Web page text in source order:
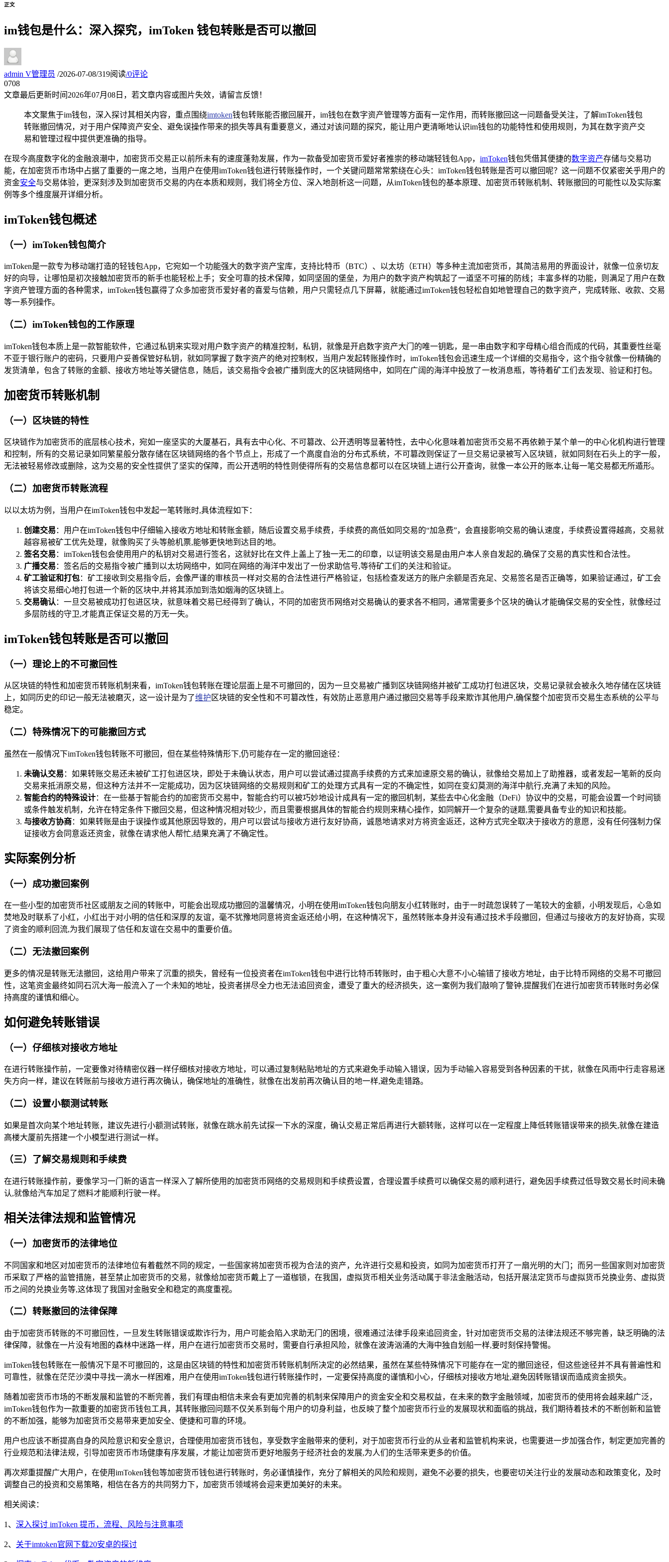
正文
im钱包是什么：深入探究，imToken 钱包转账是否可以撤回
admin V管理员 /2026-07-08/319阅读/0评论
0708
文章最后更新时间 2026年07月08日 ，若文章内容或图片失效，请留言反馈！
本文聚焦于im钱包，深入探讨其相关内容，重点围绕imtoken钱包转账能否撤回展开，im钱包在数字资产管理等方面有一定作用，而转账撤回这一问题备受关注，了解imToken钱包
转账撤回情况，对于用户保障资产安全、避免误操作带来的损失等具有重要意义，通过对该问题的探究，能让用户更清晰地认识im钱包的功能特性和使用规则，为其在数字资产交
易和管理过程中提供更准确的指导。
在现今高度数字化的金融浪潮中，加密货币交易正以前所未有的速度蓬勃发展，作为一款备受加密货币爱好者推崇的移动端轻钱包App， imToken钱包凭借其便捷的数字资产存储与交易功
能，在加密货币市场中占据了重要的一席之地，当用户在使用imToken钱包进行转账操作时，一个关键问题常常萦绕在心头：imToken钱包转账是否可以撤回呢？这一问题不仅紧密关乎用户的
资金安全与交易体验，更深刻涉及到加密货币交易的内在本质和规则，我们将全方位、深入地剖析这一问题，从imToken钱包的基本原理、加密货币转账机制、转账撤回的可能性以及实际案
例等多个维度展开详细分析。
imToken钱包概述
（一）imToken钱包简介
imToken是一款专为移动端打造的轻钱包App，它宛如一个功能强大的数字资产宝库，支持比特币（BTC）、以太坊（ETH）等多种主流加密货币，其简洁易用的界面设计，就像一位亲切友
好的向导，让哪怕是初次接触加密货币的新手也能轻松上手；安全可靠的技术保障，如同坚固的堡垒，为用户的数字资产构筑起了一道坚不可摧的防线；丰富多样的功能，则满足了用户在数
字资产管理方面的各种需求，imToken钱包赢得了众多加密货币爱好者的喜爱与信赖，用户只需轻点几下屏幕，就能通过imToken钱包轻松自如地管理自己的数字资产，完成转账、收款、交易
等一系列操作。
（二）imToken钱包的工作原理
imToken钱包本质上是一款智能软件，它通过私钥来实现对用户数字资产的精准控制，私钥，就像是开启数字资产大门的唯一钥匙，是一串由数字和字母精心组合而成的代码，其重要性丝毫
不亚于银行账户的密码，只要用户妥善保管好私钥，就如同掌握了数字资产的绝对控制权，当用户发起转账操作时，imToken钱包会迅速生成一个详细的交易指令，这个指令就像一份精确的
发货清单，包含了转账的金额、接收方地址等关键信息，随后，该交易指令会被广播到庞大的区块链网络中，如同在广阔的海洋中投放了一枚消息瓶，等待着矿工们去发现、验证和打包。
加密货币转账机制
（一）区块链的特性
区块链作为加密货币的底层核心技术，宛如一座坚实的大厦基石，具有去中心化、不可篡改、公开透明等显著特性，去中心化意味着加密货币交易不再依赖于某个单一的中心化机构进行管理
和控制，所有的交易记录如同繁星般分散存储在区块链网络的各个节点上，形成了一个高度自治的分布式系统，不可篡改则保证了一旦交易记录被写入区块链，就如同刻在石头上的字一般，
无法被轻易修改或删除，这为交易的安全性提供了坚实的保障，而公开透明的特性则使得所有的交易信息都可以在区块链上进行公开查询，就像一本公开的账本,让每一笔交易都无所遁形。
（二）加密货币转账流程
以以太坊为例，当用户在imToken钱包中发起一笔转账时,具体流程如下：
创建交易 ：用户在imToken钱包中仔细输入接收方地址和转账金额，随后设置交易手续费，手续费的高低如同交易的“加急费”，会直接影响交易的确认速度，手续费设置得越高，交易就
越容易被矿工优先处理，就像购买了头等舱机票,能够更快地到达目的地。
签名交易 ：imToken钱包会使用用户的私钥对交易进行签名，这就好比在文件上盖上了独一无二的印章，以证明该交易是由用户本人亲自发起的,确保了交易的真实性和合法性。
广播交易 ：签名后的交易指令被广播到以太坊网络中，如同在网络的海洋中发出了一份求助信号,等待矿工们的关注和验证。
矿工验证和打包：矿工接收到交易指令后，会像严谨的审核员一样对交易的合法性进行严格验证，包括检查发送方的账户余额是否充足、交易签名是否正确等，如果验证通过，矿工会
将该交易细心地打包进一个新的区块中,并将其添加到浩如烟海的区块链上。
交易确认 ：一旦交易被成功打包进区块，就意味着交易已经得到了确认，不同的加密货币网络对交易确认的要求各不相同，通常需要多个区块的确认才能确保交易的安全性，就像经过
多层防线的守卫,才能真正保证交易的万无一失。
imToken钱包转账是否可以撤回
（一）理论上的不可撤回性
从区块链的特性和加密货币转账机制来看，imToken钱包转账在理论层面上是不可撤回的，因为一旦交易被广播到区块链网络并被矿工成功打包进区块，交易记录就会被永久地存储在区块链
上，如同历史的印记一般无法被磨灭，这一设计是为了维护 区块链的安全性和不可篡改性，有效防止恶意用户通过撤回交易等手段来欺诈其他用户,确保整个加密货币交易生态系统的公平与
稳定。
（二）特殊情况下的可能撤回方式
虽然在一般情况下imToken钱包转账不可撤回，但在某些特殊情形下,仍可能存在一定的撤回途径：
未确认交易 ：如果转账交易还未被矿工打包进区块，即处于未确认状态，用户可以尝试通过提高手续费的方式来加速原交易的确认，就像给交易加上了助推器，或者发起一笔新的反向
交易来抵消原交易，但这种方法并不一定能成功，因为区块链网络的交易规则和矿工的处理方式具有一定的不确定性，如同在变幻莫测的海洋中航行,充满了未知的风险。
智能合约的特殊设计：在一些基于智能合约的加密货币交易中，智能合约可以被巧妙地设计成具有一定的撤回机制，某些去中心化金融（DeFi）协议中的交易，可能会设置一个时间锁
或条件触发机制，允许在特定条件下撤回交易，但这种情况相对较少，而且需要根据具体的智能合约规则来精心操作，如同解开一个复杂的谜题,需要具备专业的知识和技能。
与接收方协商：如果转账是由于误操作或其他原因导致的，用户可以尝试与接收方进行友好协商，诚恳地请求对方将资金返还，这种方式完全取决于接收方的意愿，没有任何强制力保
证接收方会同意返还资金，就像在请求他人帮忙,结果充满了不确定性。
实际案例分析
（一）成功撤回案例
在一些小型的加密货币社区或朋友之间的转账中，可能会出现成功撤回的温馨情况，小明在使用imToken钱包向朋友小红转账时，由于一时疏忽误转了一笔较大的金额，小明发现后，心急如
焚地及时联系了小红，小红出于对小明的信任和深厚的友谊，毫不犹豫地同意将资金返还给小明，在这种情况下，虽然转账本身并没有通过技术手段撤回，但通过与接收方的友好协商，实现
了资金的顺利回流,为我们展现了信任和友谊在交易中的重要价值。
（二）无法撤回案例
更多的情况是转账无法撤回，这给用户带来了沉重的损失，曾经有一位投资者在imToken钱包中进行比特币转账时，由于粗心大意不小心输错了接收方地址，由于比特币网络的交易不可撤回
性，这笔资金最终如同石沉大海一般流入了一个未知的地址，投资者拼尽全力也无法追回资金，遭受了重大的经济损失，这一案例为我们敲响了警钟,提醒我们在进行加密货币转账时务必保
持高度的谨慎和细心。
如何避免转账错误
（一）仔细核对接收方地址
在进行转账操作前，一定要像对待精密仪器一样仔细核对接收方地址，可以通过复制粘贴地址的方式来避免手动输入错误，因为手动输入容易受到各种因素的干扰，就像在风雨中行走容易迷
失方向一样，建议在转账前与接收方进行再次确认，确保地址的准确性，就像在出发前再次确认目的地一样,避免走错路。
（二）设置小额测试转账
如果是首次向某个地址转账，建议先进行小额测试转账，就像在跳水前先试探一下水的深度，确认交易正常后再进行大额转账，这样可以在一定程度上降低转账错误带来的损失,就像在建造
高楼大厦前先搭建一个小模型进行测试一样。
（三）了解交易规则和手续费
在进行转账操作前，要像学习一门新的语言一样深入了解所使用的加密货币网络的交易规则和手续费设置，合理设置手续费可以确保交易的顺利进行，避免因手续费过低导致交易长时间未确
认,就像给汽车加足了燃料才能顺利行驶一样。
相关法律法规和监管情况
（一）加密货币的法律地位
不同国家和地区对加密货币的法律地位有着截然不同的规定，一些国家将加密货币视为合法的资产，允许进行交易和投资，如同为加密货币打开了一扇光明的大门；而另一些国家则对加密货
币采取了严格的监管措施，甚至禁止加密货币的交易，就像给加密货币戴上了一道枷锁，在我国，虚拟货币相关业务活动属于非法金融活动，包括开展法定货币与虚拟货币兑换业务、虚拟货
币之间的兑换业务等,这体现了我国对金融安全和稳定的高度重视。
（二）转账撤回的法律保障
由于加密货币转账的不可撤回性，一旦发生转账错误或欺诈行为，用户可能会陷入求助无门的困境，很难通过法律手段来追回资金，针对加密货币交易的法律法规还不够完善，缺乏明确的法
律保障，就像在一片没有地图的森林中迷路一样，用户在进行加密货币交易时，需要自行承担风险，就像在波涛汹涌的大海中独自划船一样,要时刻保持警惕。
imToken钱包转账在一般情况下是不可撤回的，这是由区块链的特性和加密货币转账机制所决定的必然结果，虽然在某些特殊情况下可能存在一定的撤回途径，但这些途径并不具有普遍性和
可靠性，就像在茫茫沙漠中寻找一滴水一样困难，用户在使用imToken钱包进行转账操作时，一定要保持高度的谨慎和小心，仔细核对接收方地址,避免因转账错误而造成资金损失。
随着加密货币市场的不断发展和监管的不断完善，我们有理由相信未来会有更加完善的机制来保障用户的资金安全和交易权益，在未来的数字金融领域，加密货币的使用将会越来越广泛，
imToken钱包作为一款重要的加密货币钱包工具，其转账撤回问题不仅关系到每个用户的切身利益，也反映了整个加密货币行业的发展现状和面临的挑战，我们期待着技术的不断创新和监管
的不断加强，能够为加密货币交易带来更加安全、便捷和可靠的环境。
用户也应该不断提高自身的风险意识和安全意识，合理使用加密货币钱包，享受数字金融带来的便利，对于加密货币行业的从业者和监管机构来说，也需要进一步加强合作，制定更加完善的
行业规范和法律法规，引导加密货币市场健康有序发展，才能让加密货币更好地服务于经济社会的发展,为人们的生活带来更多的价值。
再次郑重提醒广大用户，在使用imToken钱包等加密货币钱包进行转账时，务必谨慎操作，充分了解相关的风险和规则，避免不必要的损失，也要密切关注行业的发展动态和政策变化，及时
调整自己的投资和交易策略，相信在各方的共同努力下，加密货币领域将会迎来更加美好的未来。
相关阅读：
1、 深入探讨 imToken 提币，流程、风险与注意事项
2、 关于imtoken官网下载20安卓的探讨